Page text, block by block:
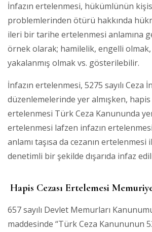
İnfazın ertelenmesi, hükümlünün
problemlerinden ötürü hakkında
ileri bir tarihe ertelenmesi anlamına
örnek olarak; hamilelik, engelli olmak,
yakalanmış olmak vs. gösterilebilir.
İnfazın ertelenmesi, 5275 sayılı Ceza
düzenlemelerinde yer almışken, hapis
ertelenmesi Türk Ceza Kanununda yer
ertelenmesi lafzen infazın
anlamı taşısa da cezanın ertelenmesi
denetimli bir şekilde dışarıda infaz
Hapis Cezası Ertelemesi
657 sayılı Devlet Memurları
maddesinde “Türk Ceza Kanununun